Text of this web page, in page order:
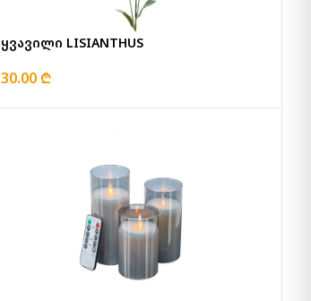
ყვავილი LISIANTHUS
30.00 ₾